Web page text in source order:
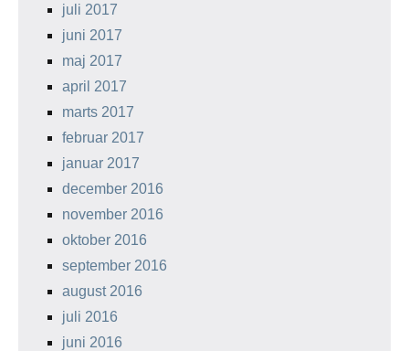
juli 2017
juni 2017
maj 2017
april 2017
marts 2017
februar 2017
januar 2017
december 2016
november 2016
oktober 2016
september 2016
august 2016
juli 2016
juni 2016